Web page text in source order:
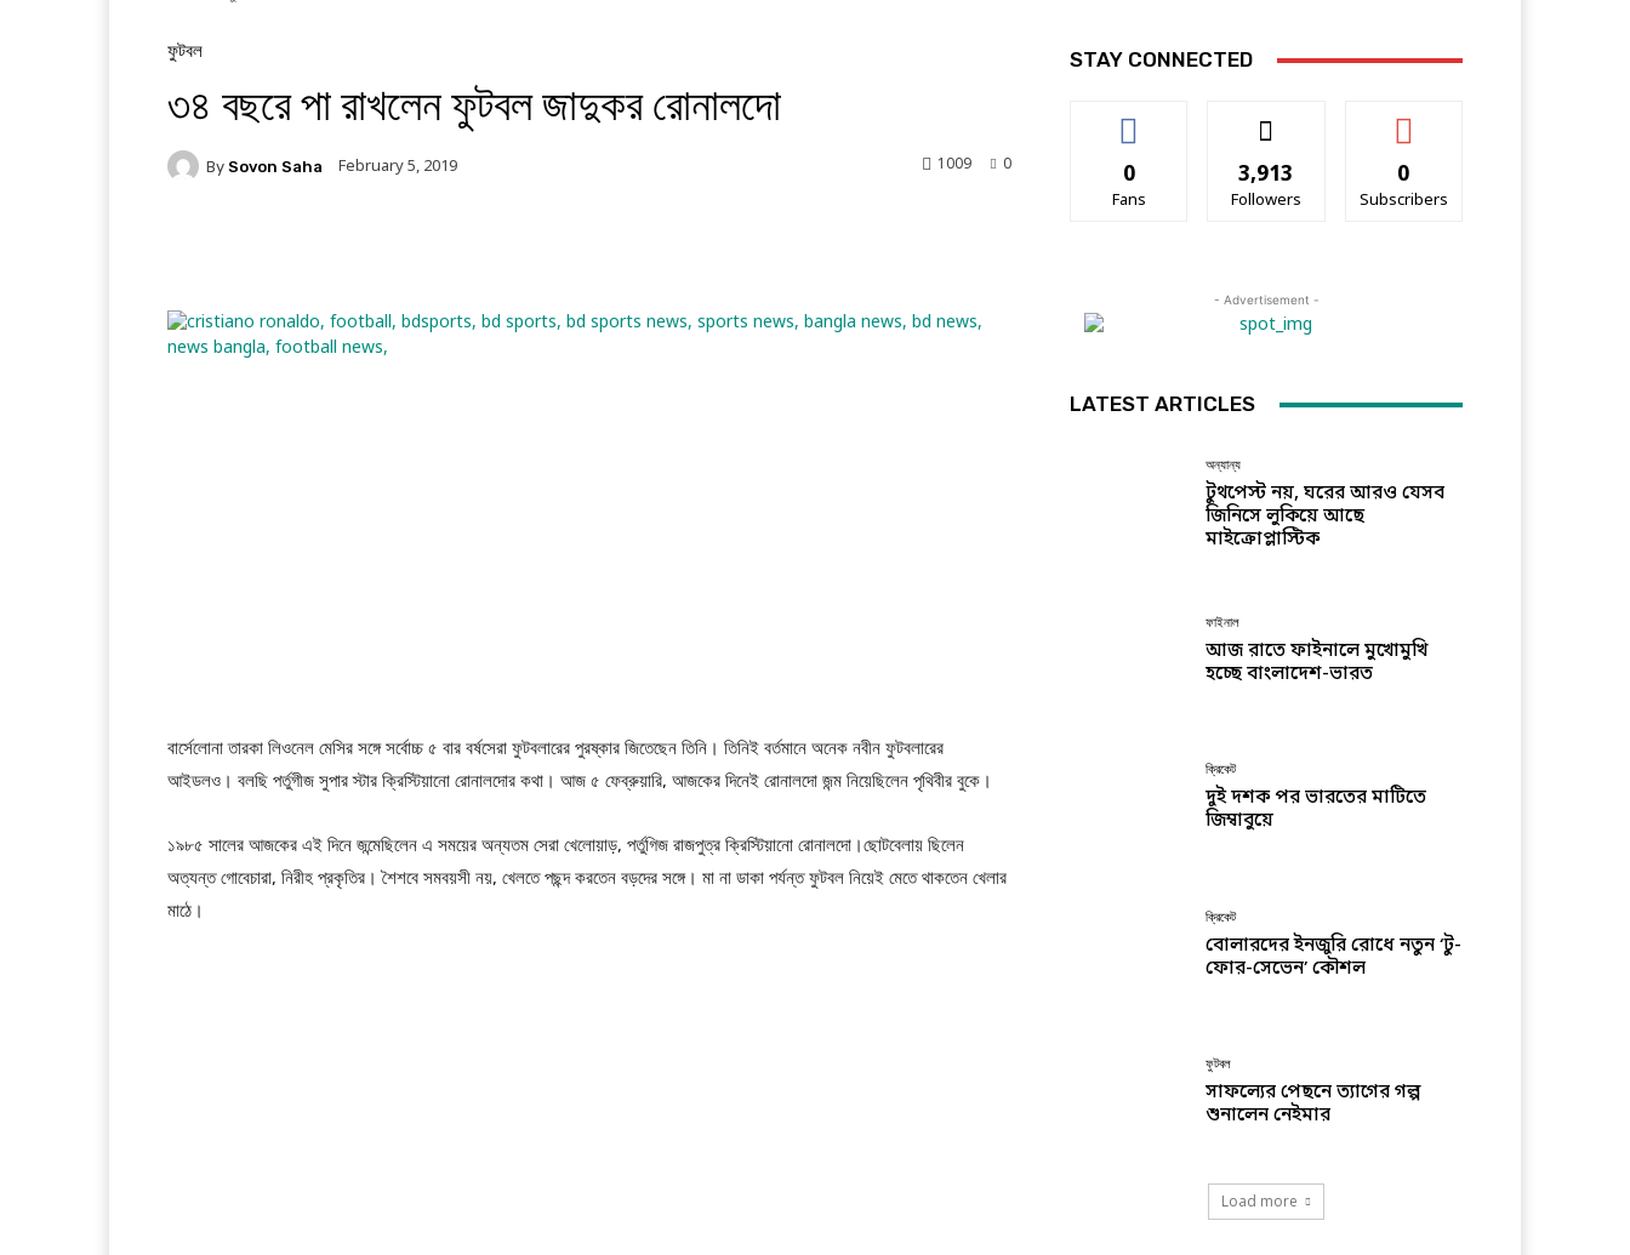
ফুটবল
৩৪ বছরে পা রাখলেন ফুটবল জাদুকর রোনালদো
By Sovon Saha February 5, 2019 0
1009
বার্সেলোনা তারকা লিওনেল মেসির সঙ্গে সর্বোচ্চ ৫ বার বর্ষসেরা ফুটবলারের পুরষ্কার জিতেছেন তিনি। তিনিই বর্তমানে অনেক নবীন ফুটবলারের
আইডলও। বলছি পর্তুগীজ সুপার স্টার ক্রিস্টিয়ানো রোনালদোর কথা। আজ ৫ ফেব্রুয়ারি, আজকের দিনেই রোনালদো জন্ম নিয়েছিলেন পৃথিবীর বুকে।
১৯৮৫ সালের আজকের এই দিনে জন্মেছিলেন এ সময়ের অন্যতম সেরা খেলোয়াড়, পর্তুগিজ রাজপুত্র ক্রিস্টিয়ানো রোনালদো।ছোটবেলায় ছিলেন
অত্যন্ত গোবেচারা, নিরীহ প্রকৃতির। শৈশবে সমবয়সী নয়, খেলতে পছন্দ করতেন বড়দের সঙ্গে। মা না ডাকা পর্যন্ত ফুটবল নিয়েই মেতে থাকতেন খেলার
মাঠে।
STAY CONNECTED
0
Fans
3,913
Followers
0
Subscribers
- Advertisement -
LATEST ARTICLES
অন্যান্য
টুথপেস্ট নয়, ঘরের আরও যেসব
জিনিসে লুকিয়ে আছে
মাইক্রোপ্লাস্টিক
ফাইনাল
আজ রাতে ফাইনালে মুখোমুখি
হচ্ছে বাংলাদেশ-ভারত
ক্রিকেট
দুই দশক পর ভারতের মাটিতে
জিম্বাবুয়ে
ক্রিকেট
বোলারদের ইনজুরি রোধে নতুন ‘টু-
ফোর-সেভেন’ কৌশল
ফুটবল
সাফল্যের পেছনে ত্যাগের গল্প
শুনালেন নেইমার
Load more